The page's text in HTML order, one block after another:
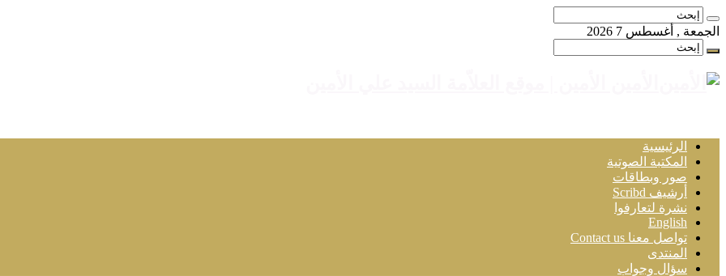
الجمعة , أغسطس 7 2026
الرئيسية
المكتبة الصوتية
صور وبطاقات
أرشيف Scribd
نشرة لتعارفوا
English
تواصل معنا Contact us
المنتدى
سؤال وجواب